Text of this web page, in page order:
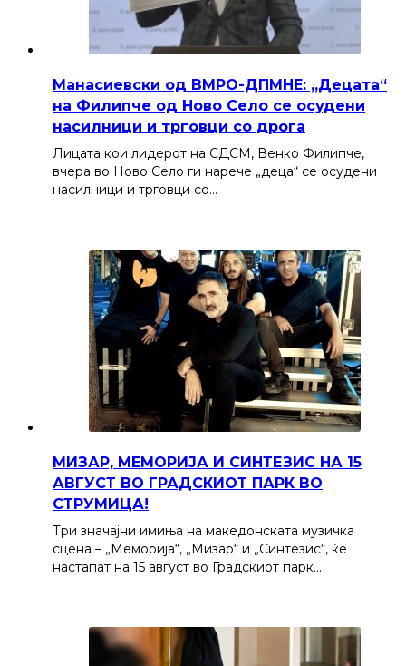
Манасиевски од ВМРО-ДПМНЕ: „Децата“
на Филипче од Ново Село се осудени
насилници и трговци со дрога
Лицата кои лидерот на СДСМ, Венко Филипче,
вчера во Ново Село ги нарече „деца“ се осудени
насилници и трговци со…
МИЗАР, МЕМОРИЈА И СИНТЕЗИС НА 15
АВГУСТ ВО ГРАДСКИОТ ПАРК ВО
СТРУМИЦА!
Три значајни имиња на македонската музичка
сцена – „Меморија“, „Мизар“ и „Синтезис“, ќе
настапат на 15 август во Градскиот парк…